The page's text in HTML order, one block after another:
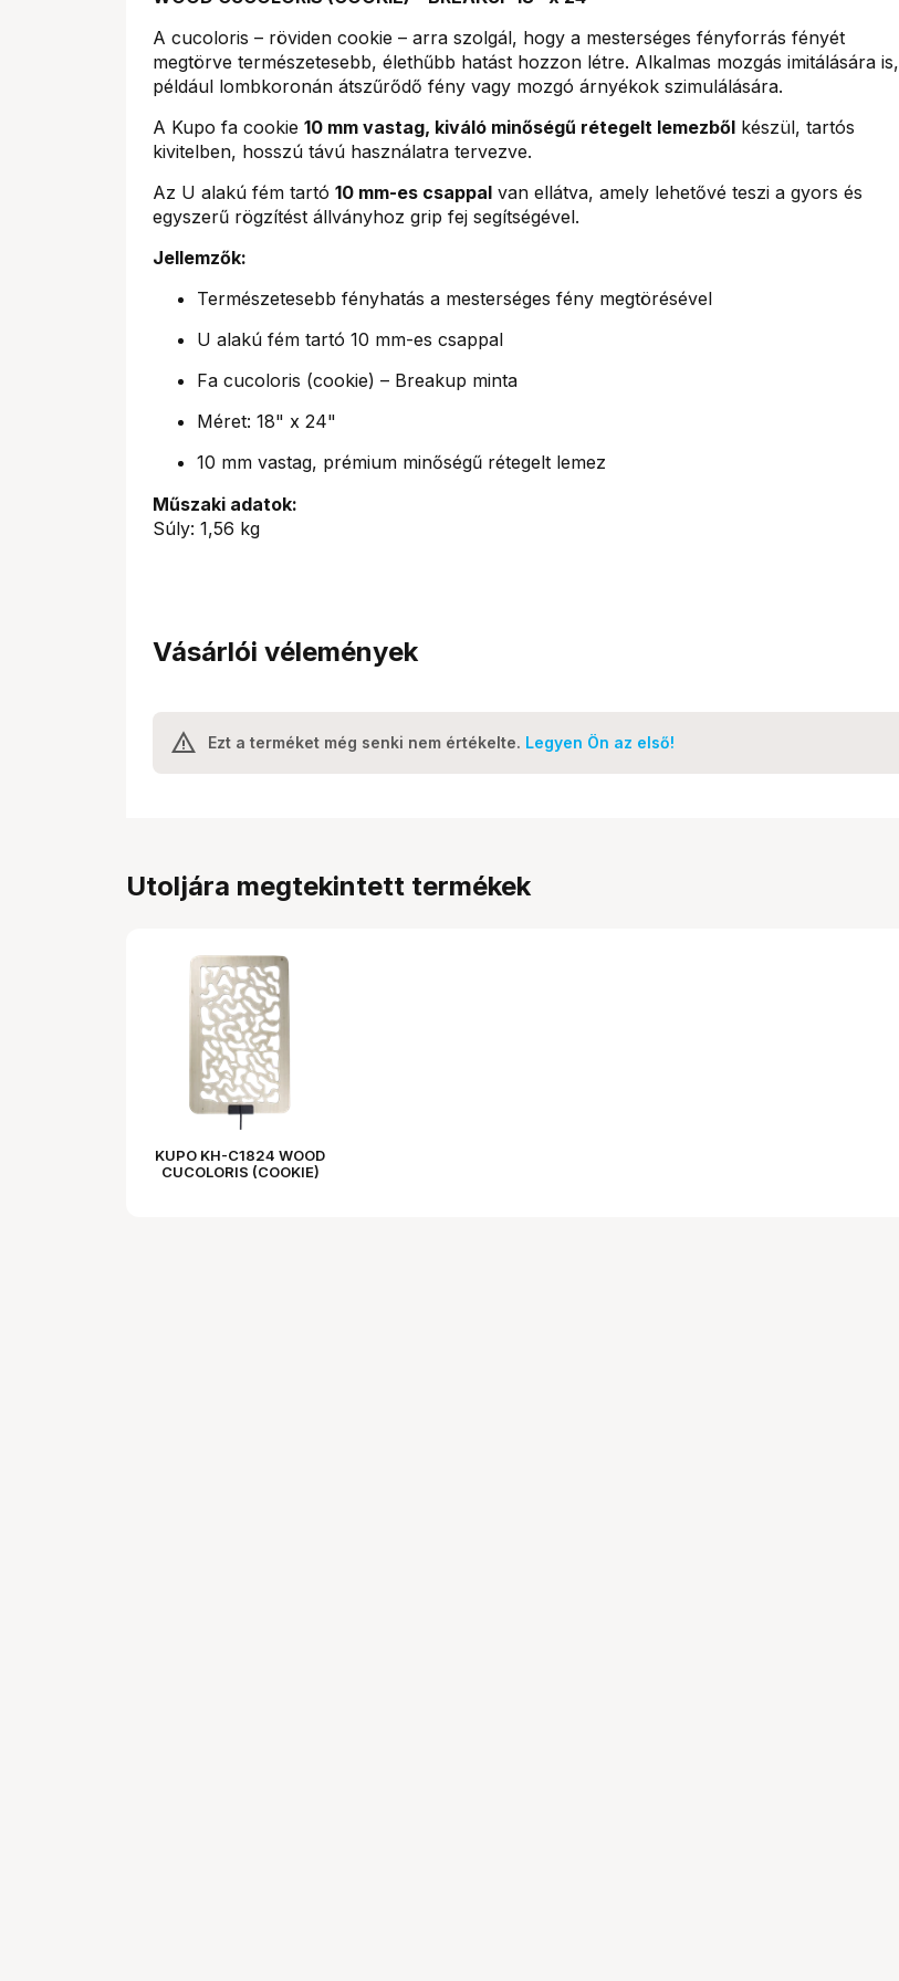
A cucoloris – röviden cookie – arra szolgál, hogy a mesterséges fényforrás fényét
megtörve természetesebb, élethűbb hatást hozzon létre. Alkalmas mozgás imitálására is,
például lombkoronán átszűrődő fény vagy mozgó árnyékok szimulálására.
A Kupo fa cookie 10 mm vastag, kiváló minőségű rétegelt lemezből készül, tartós
kivitelben, hosszú távú használatra tervezve.
Az U alakú fém tartó 10 mm-es csappal van ellátva, amely lehetővé teszi a gyors és
egyszerű rögzítést állványhoz grip fej segítségével.
Jellemzők:
Természetesebb fényhatás a mesterséges fény megtörésével
U alakú fém tartó 10 mm-es csappal
Fa cucoloris (cookie) – Breakup minta
Méret: 18" x 24"
10 mm vastag, prémium minőségű rétegelt lemez
Műszaki adatok:
Súly: 1,56 kg
Vásárlói vélemények
Ezt a terméket még senki nem értékelte. Legyen Ön az első!
Utoljára megtekintett termékek
KUPO KH-C1824 WOOD
CUCOLORIS (COOKIE)